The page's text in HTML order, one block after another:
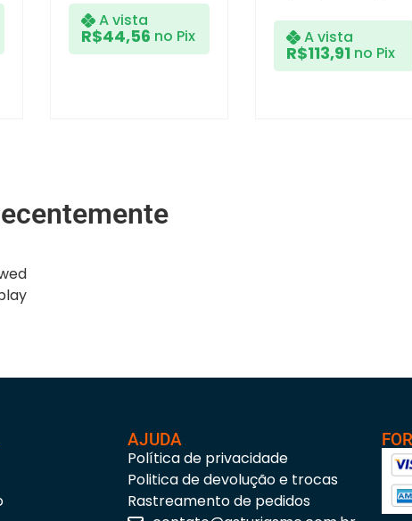
A vista
R$44,56 no Pix A vista
R$113,91 no Pix
AJUDA
Política de privacidade
Politica de devolução e trocas
Rastreamento de pedidos